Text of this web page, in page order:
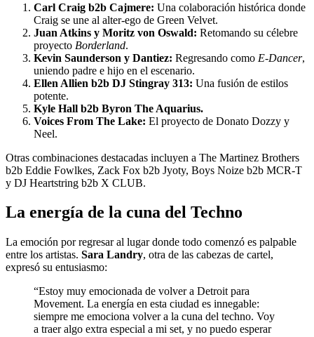
Carl Craig b2b Cajmere: Una colaboración histórica donde
Craig se une al alter-ego de Green Velvet.
Juan Atkins y Moritz von Oswald: Retomando su célebre
proyecto Borderland.
Kevin Saunderson y Dantiez: Regresando como E-Dancer,
uniendo padre e hijo en el escenario.
Ellen Allien b2b DJ Stingray 313: Una fusión de estilos
potente.
Kyle Hall b2b Byron The Aquarius.
Voices From The Lake: El proyecto de Donato Dozzy y
Neel.
Otras combinaciones destacadas incluyen a The Martinez Brothers
b2b Eddie Fowlkes, Zack Fox b2b Jyoty, Boys Noize b2b MCR-T
y DJ Heartstring b2b X CLUB.
La energía de la cuna del Techno
La emoción por regresar al lugar donde todo comenzó es palpable
entre los artistas. Sara Landry, otra de las cabezas de cartel,
expresó su entusiasmo:
“Estoy muy emocionada de volver a Detroit para
Movement. La energía en esta ciudad es innegable:
siempre me emociona volver a la cuna del techno. Voy
a traer algo extra especial a mi set, y no puedo esperar